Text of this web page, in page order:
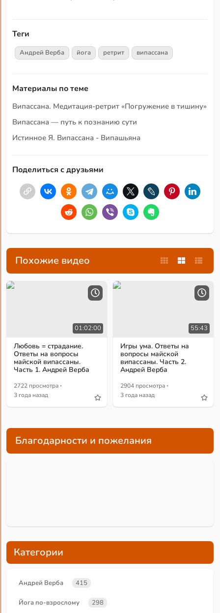
Теги
Андрей Верба йога ретрит випассана
Материалы по теме
Випассана. Медитация-ретрит «Погружение в тишину»
Випассана — путь к познанию сути
Истинное Я. Випассана - Випашьяна
Поделиться с друзьями
Похожие видео
01:02:00
Любовь = страдание.
Ответы на вопросы
майской випассаны.
Часть 1. Андрей Верба
2722 просмотра ·
3 года назад
55:43
Игры ума. Ответы на
вопросы майской
випассаны. Часть 2.
Андрей Верба
2904 просмотра ·
3 года назад
Благодарности и пожелания
Категории
Андрей Верба 415
Йога по-взрослому 298